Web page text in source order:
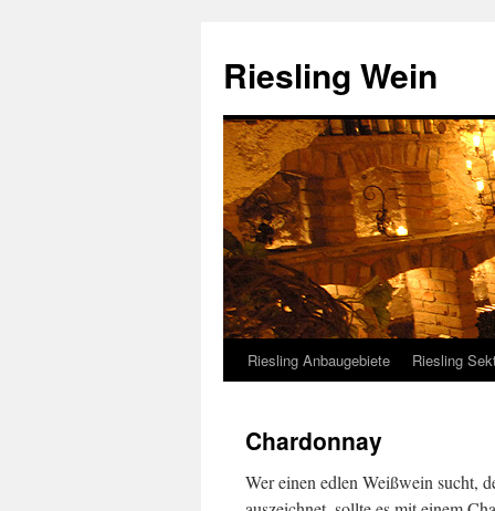
Riesling Wein
Riesling Anbaugebiete Riesling
Chardonnay
Wer einen edlen Weißwein sucht,